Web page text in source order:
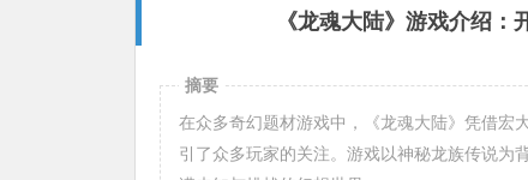
《龙魂大陆》游戏介绍：
摘要
在众多奇幻题材游戏中，《龙魂大陆》凭借宏
引了众多玩家的关注。游戏以神秘龙族传说为